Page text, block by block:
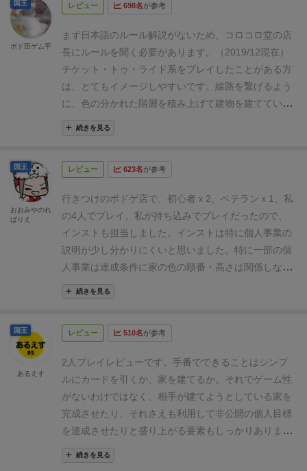
レビュー 698名が参考
まず日本語のルール解説がないため、コロコロ堂の店
長にルールを聞く必要があります。（2019/12現在）
チケット・トゥ・ライド系をプレイしたことがある方
は、とてもイメージしやすいです。 線路を繋げるよう
に、色の分かれた階層を積み上げて建物を建てていく
ゲームです。
TTRよりもさらにパズル要素の強いゲーム内容になっ
続きを見る
国王
ボド田ゲム平
レビュー 623名が参考
行きつけのボドゲ店で、初心者ｘ2、ベテランｘ1、私
の4人でプレイ。 私が持ち込みでプレイだったので、
インストも担当しました。
インストは特に個人事業の
説明が少し分かりにくいと思いました。特に一部の個
人事業は達成条件に家の色の順番・高さは関係しない
点は必ず確認するようにしてください。
ンが安易に勝利点4の場所に家を建たことをきっかけ
大混戦でした。目先の勝利点を得たために最後の逆転
ま乱立した家からも個人事業のVPを獲得できたので頭
一つ抜け出せてインスト勝ちを決めちゃいましたが、
最後の個人事業からもVPを得るために、今どういう行
動をするべきか？を初心者の方にはしてあげるべきと
思いました。 メインボードはもちろんのこと、水面下
で公共事業や個人事業の小競り合いがあるとは思えな
続きを見る
国王
おおみやのれ
ばりえ
レビュー 510名が参考
2人プレイレビューです。 手番でできることはシンプ
ルにカードを引くか、家を建てるか。 それでゲーム性
がないわけではなく、相手が建てようとしている家を
完成させたり、それさえも利用して非公開の個人目標
を達成させたりと盛り上がる要素もしっかりありま
す。2人だと終了条件が早まるので、え、もう終わ
り？とといったところで終わります。
続きを見る
国王
あるえす